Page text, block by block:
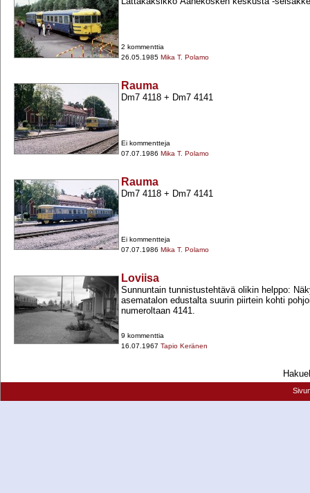
2 kommenttia
26.05.1985 Mika T. Polamo
Rauma
Dm7 4118 +​ Dm7 4141
Ei kommentteja
07.07.1986 Mika T. Polamo
Rauma
Dm7 4118 +​ Dm7 4141
Ei kommentteja
07.07.1986 Mika T. Polamo
Loviisa
Sunnuntain tunnistustehtävä olikin helppo:
asematalon edustalta suurin piirtein kohti
numeroltaan 4141.
9 kommenttia
16.07.1967 Tapio Keränen